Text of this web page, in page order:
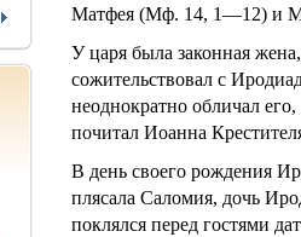
Матфея (Мф. 14, 1—12) и
У царя была законная
сожительствовал с
неоднократно обличал
почитал Иоанна
В день своего рождения
плясала Саломия, дочь
поклялся перед гостями